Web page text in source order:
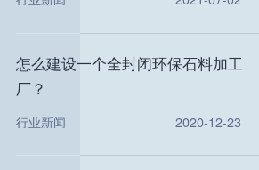
怎么建设一个全封闭环保石料加工
厂？
行业新闻 2020-12-23